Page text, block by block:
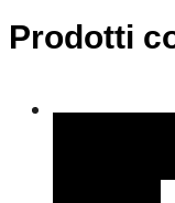
Prodotti